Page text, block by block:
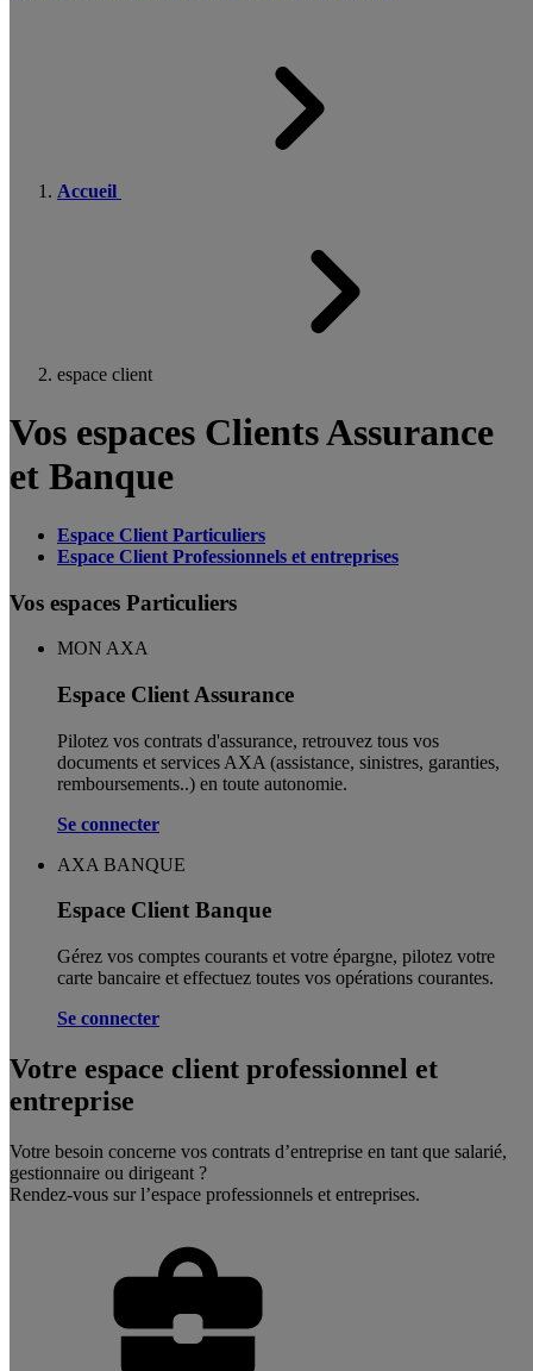
Accueil
espace client
Vos espaces Clients Assurance
et Banque
Espace Client Particuliers
Espace Client Professionnels et entreprises
Vos espaces Particuliers
MON AXA
Espace Client Assurance
Pilotez vos contrats d'assurance, retrouvez tous vos
documents et services AXA (assistance, sinistres, garanties,
remboursements..) en toute autonomie. ​
Se connecter
AXA BANQUE
Espace Client Banque
Gérez vos comptes courants et votre épargne, pilotez votre
carte bancaire et effectuez toutes vos opérations courantes.
Se connecter
Votre espace client professionnel et
entreprise
Votre besoin concerne vos contrats d’entreprise en tant que salarié,
gestionnaire ou dirigeant ?
Rendez-vous sur l’espace professionnels et entreprises.